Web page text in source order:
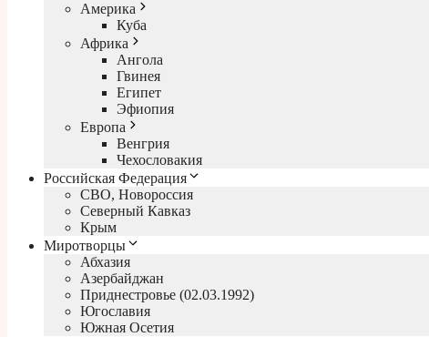
Америка
Куба
Африка
Ангола
Гвинея
Египет
Эфиопия
Европа
Венгрия
Чехословакия
Российская Федерация
СВО, Новороссия
Северный Кавказ
Крым
Миротворцы
Абхазия
Азербайджан
Приднестровье (02.03.1992)
Югославия
Южная Осетия